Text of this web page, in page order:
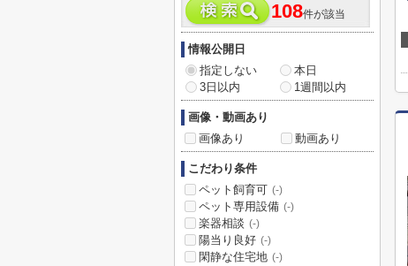
108件が該当
情報公開日
指定しない
本日
3日以内
1週間以内
画像・動画あり
画像あり
動画あり
こだわり条件
ペット飼育可 (-)
ペット専用設備 (-)
楽器相談 (-)
陽当り良好 (-)
閑静な住宅地 (-)